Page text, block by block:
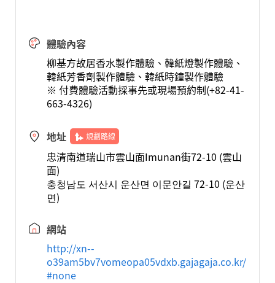
體驗內容
柳基方故居香水製作體驗、韓紙燈製作體驗、
韓紙芳香劑製作體驗、韓紙時鐘製作體驗
※ 付費體驗活動採事先或現場預約制(+82-41-
663-4326)
地址 規劃路線
忠清南道瑞山市雲山面Imunan街72-10 (雲山
面)
충청남도 서산시 운산면 이문안길 72-10 (운산
면)
網站
http://xn--
o39am5bv7vomeopa05vdxb.gajagaja.co.kr/
#none